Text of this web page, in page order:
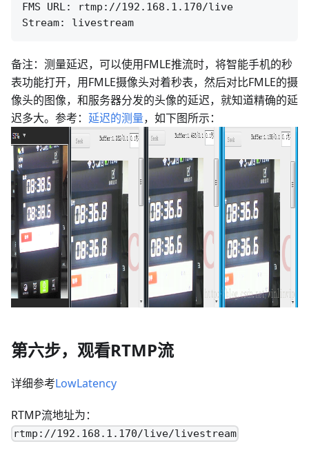
FMS URL: rtmp://192.168.1.170/live
备注：测量延迟，可以使用FMLE推流时，将智能手机的秒
表功能打开，用FMLE摄像头对着秒表，然后对比FMLE的摄
像头的图像，和服务器分发的头像的延迟，就知道精确的延
迟多大。参考： 延迟的测量，如下图所示：
第六步，观看RTMP流
详细参考LowLatency
RTMP流地址为：
rtmp://192.168.1.170/live/livestream